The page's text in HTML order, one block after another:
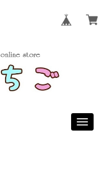
Toggle